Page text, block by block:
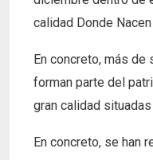
calidad Donde
En concreto, más
forman parte del
gran calidad
En concreto, se han